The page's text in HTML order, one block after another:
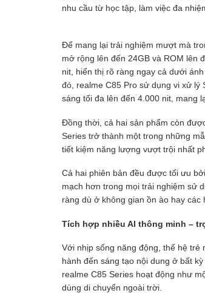
nhu cầu từ học tập, làm việc đa
Để mang lại trải nghiệm mượt mà
mở rộng lên đến 24GB và ROM lên
nit, hiển thị rõ ràng ngay cả dưới
đó, realme C85 Pro sử dụng vi xử lý
sáng tối đa lên đến 4.000 nit, mang
Đồng thời, cả hai sản phẩm còn
Series trở thành một trong những
tiết kiệm năng lượng vượt trội nhất
Cả hai phiên bản đều được tối ưu
mạch hơn trong mọi trải nghiệm sử
ràng dù ở không gian ồn ào hay các
Tích hợp nhiều AI thông minh –
Với nhịp sống năng động, thế hệ trẻ
hành đến sáng tạo nội dung ở bất
realme C85 Series hoạt động như
dùng di chuyển ngoài trời.